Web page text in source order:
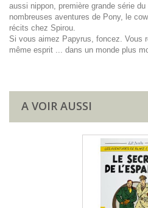
aussi nippon, première grande série du
nombreuses aventures de Pony, le
récits chez Spirou.
Si vous aimez Papyrus, foncez. Vous
même esprit ... dans un monde plus
A VOIR AUSSI